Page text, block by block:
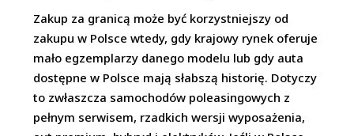
Zakup za granicą może być korzystniejszy od
zakupu w Polsce wtedy, gdy krajowy rynek oferuje
mało egzemplarzy danego modelu lub gdy auta
dostępne w Polsce mają słabszą historię. Dotyczy
to zwłaszcza samochodów poleasingowych z
pełnym serwisem, rzadkich wersji wyposażenia,